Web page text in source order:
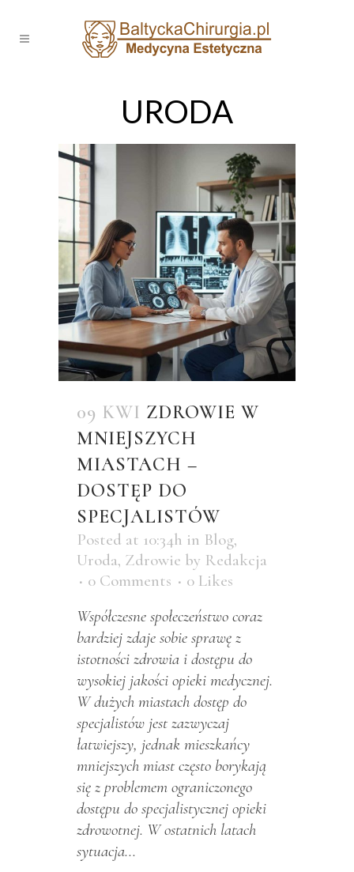
URODA
09 KWI ZDROWIE W
MNIEJSZYCH
MIASTACH –
DOSTĘP DO
SPECJALISTÓW
Posted at 10:34h in Blog,
Uroda, Zdrowie by Redakcja
0 Comments
0 Likes
Współczesne społeczeństwo coraz
bardziej zdaje sobie sprawę z
istotności zdrowia i dostępu do
wysokiej jakości opieki medycznej.
W dużych miastach dostęp do
specjalistów jest zazwyczaj
łatwiejszy, jednak mieszkańcy
mniejszych miast często borykają
się z problemem ograniczonego
dostępu do specjalistycznej opieki
zdrowotnej. W ostatnich latach
sytuacja...